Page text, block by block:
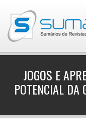
JOGOS E
POTENCIAL DA